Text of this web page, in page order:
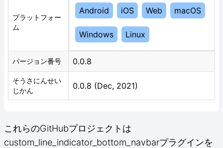
プラットフォー
ム
Android iOS Web macOS
Windows Linux
バージョン番号 0.0.8
そうさにんせい
じかん
0.0.8 (Dec, 2021)
これらのGitHubプロジェクトは
custom_line_indicator_bottom_navbarプラグインを